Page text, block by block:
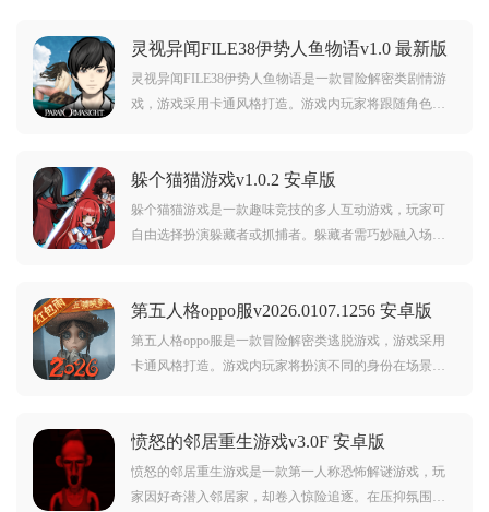
灵视异闻FILE38伊势人鱼物语v1.0 最新版
灵视异闻FILE38伊势人鱼物语是一款冒险解密类剧情游
戏，游戏采用卡通风格打造。游戏内玩家将跟随角色一
不要错过，欢迎大家在本站下载游玩。
躲个猫猫游戏v1.0.2 安卓版
躲个猫猫游戏是一款趣味竞技的多人互动游戏，玩家可
自由选择扮演躲藏者或抓捕者。躲藏者需巧妙融入场景
游戏操作简单，感兴趣的朋友可千万不要错过了，赶紧
来下载体验吧！
第五人格oppo服v2026.0107.1256 安卓版
第五人格oppo服是一款冒险解密类逃脱游戏，游戏采用
卡通风格打造。游戏内玩家将扮演不同的身份在场景中
角色。对第五人格oppo服感兴趣的玩家不要错过，欢迎
大家在本站下载游玩。
愤怒的邻居重生游戏v3.0F 安卓版
愤怒的邻居重生游戏是一款第一人称恐怖解谜游戏，玩
家因好奇潜入邻居家，却卷入惊险追逐。在压抑氛围与